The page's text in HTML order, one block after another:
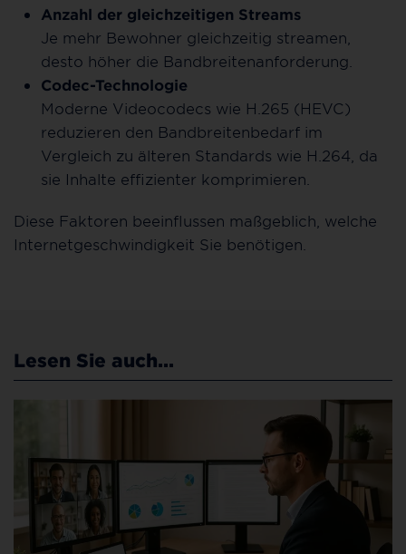
Anzahl der gleichzeitigen Streams
Je mehr Bewohner gleichzeitig streamen,
desto höher die Bandbreitenanforderung.
Codec-Technologie
Moderne Videocodecs wie H.265 (HEVC)
reduzieren den Bandbreitenbedarf im
Vergleich zu älteren Standards wie H.264, da
sie Inhalte effizienter komprimieren.
Diese Faktoren beeinflussen maßgeblich, welche
Internetgeschwindigkeit Sie benötigen.
Lesen Sie auch...